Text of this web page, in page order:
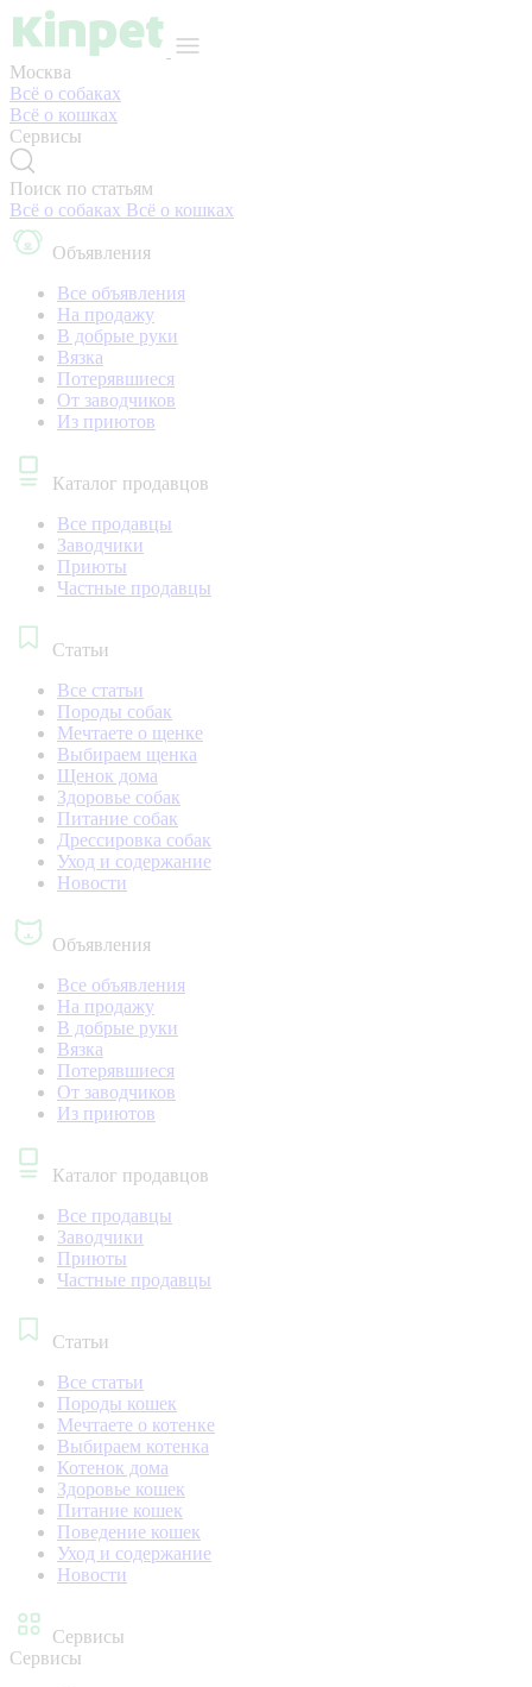
Москва
Всё о собаках
Всё о кошках
Сервисы
Поиск по статьям
Всё о собаках Всё о кошках
Объявления
Все объявления
На продажу
В добрые руки
Вязка
Потерявшиеся
От заводчиков
Из приютов
Каталог продавцов
Все продавцы
Заводчики
Приюты
Частные продавцы
Статьи
Все статьи
Породы собак
Мечтаете о щенке
Выбираем щенка
Щенок дома
Здоровье собак
Питание собак
Дрессировка собак
Уход и содержание
Новости
Объявления
Все объявления
На продажу
В добрые руки
Вязка
Потерявшиеся
От заводчиков
Из приютов
Каталог продавцов
Все продавцы
Заводчики
Приюты
Частные продавцы
Статьи
Все статьи
Породы кошек
Мечтаете о котенке
Выбираем котенка
Котенок дома
Здоровье кошек
Питание кошек
Поведение кошек
Уход и содержание
Новости
Сервисы
Сервисы